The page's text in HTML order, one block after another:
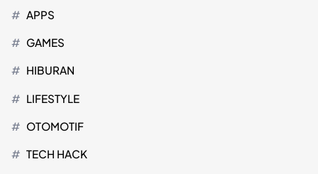
APPS
GAMES
HIBURAN
LIFESTYLE
OTOMOTIF
TECH HACK